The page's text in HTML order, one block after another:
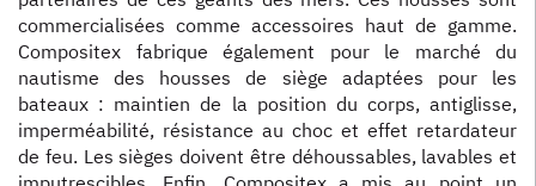
commercialisées comme accessoires haut de gamme.
Compositex fabrique également pour le marché du
nautisme des housses de siège adaptées pour les
bateaux : maintien de la position du corps, antiglisse,
imperméabilité, résistance au choc et effet retardateur
de feu. Les sièges doivent être déhoussables, lavables et